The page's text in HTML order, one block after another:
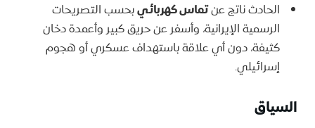
الحادث ناتج عنتماس كهربائيبحسب التصريحات
الرسمية الإيرانية، وأسفر عن حريق كبير وأعمدة دخان
كثيفة، دون أي علاقة باستهداف عسكري أو هجوم
إسرائيلي.
السياق